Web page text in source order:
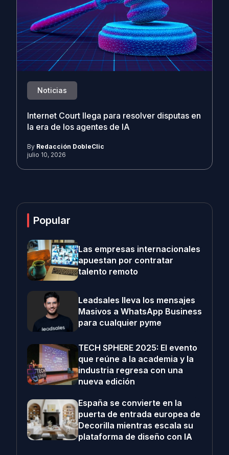
Noticias
Internet Court llega para resolver disputas en
la era de los agentes de IA
By Redacción DobleClic
julio 10, 2026
Popular
Las empresas internacionales
apuestan por contratar
talento remoto
Leadsales lleva los mensajes
Masivos a WhatsApp Business
para cualquier pyme
TECH SPHERE 2025: El evento
que reúne a la academia y la
industria regresa con una
nueva edición
España se convierte en la
puerta de entrada europea de
Decorilla mientras escala su
plataforma de diseño con IA